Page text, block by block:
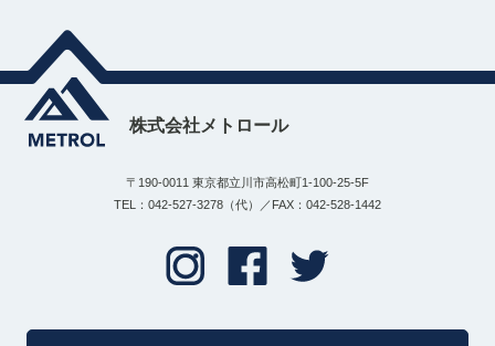
株式会社メトロール
〒190-0011 東京都立川市高松町1-100-25-5F
TEL：042-527-3278（代）／FAX：042-528-1442